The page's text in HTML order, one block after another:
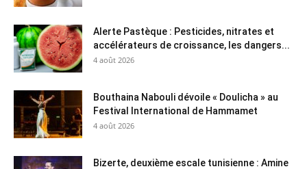
Alerte Pastèque : Pesticides, nitrates et
accélérateurs de croissance, les dangers...
4 août 2026
Bouthaina Nabouli dévoile « Doulicha » au
Festival International de Hammamet
4 août 2026
Bizerte, deuxième escale tunisienne : Amine